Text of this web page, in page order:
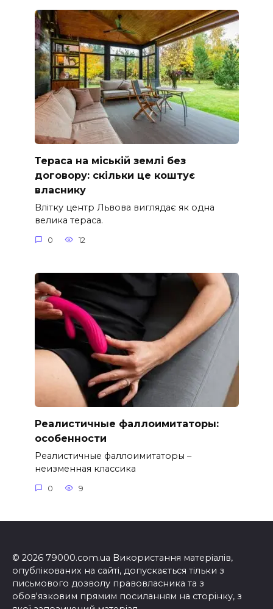
Тераса на міській землі без
договору: скільки це коштує
власнику
Влітку центр Львова виглядає як одна
велика тераса.
0 12
Реалистичные фаллоимитаторы:
особенности
Реалистичные фаллоимитаторы –
неизменная классика
0 9
© 2026 79000.com.ua Використання матеріалів,
опублікованих на сайті, допускається тільки з
письмового дозволу правовласника та з
обов'язковим прямим посиланням на сторінку, з